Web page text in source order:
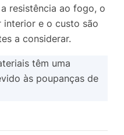
resistência ao fogo, o
interior e o custo são
a considerar.
têm uma
às poupanças de